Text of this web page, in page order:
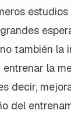
también la
la
decir,
del